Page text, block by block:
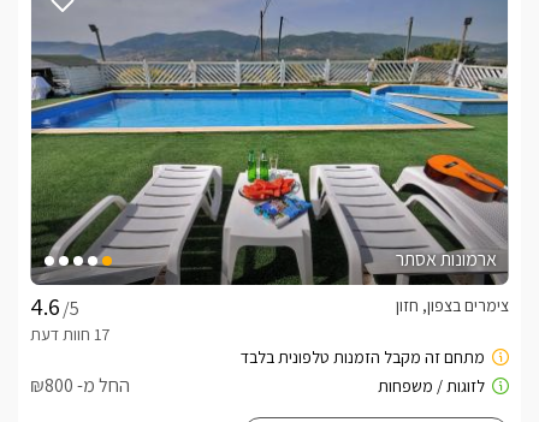
ארמונות אסתר
/5
צימרים בצפון, חזון
החל מ- ₪800